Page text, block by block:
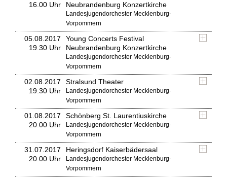
16.00 Uhr
Neubrandenburg Konzertkirche
Landesjugendorchester Mecklenburg-
Vorpommern
05.08.2017
19.30 Uhr
Young Concerts Festival
Neubrandenburg Konzertkirche
Landesjugendorchester Mecklenburg-
Vorpommern
02.08.2017
19.30 Uhr
Stralsund Theater
Landesjugendorchester Mecklenburg-
Vorpommern
01.08.2017
20.00 Uhr
Schönberg St. Laurentiuskirche
Landesjugendorchester Mecklenburg-
Vorpommern
31.07.2017
20.00 Uhr
Heringsdorf Kaiserbädersaal
Landesjugendorchester Mecklenburg-
Vorpommern